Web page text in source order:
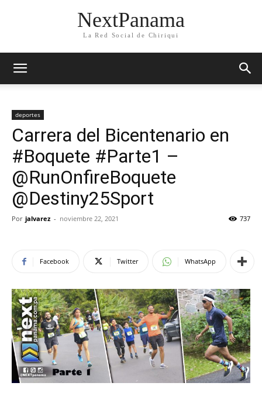
NextPanama
La Red Social de Chiriqui
deportes
Carrera del Bicentenario en
#Boquete #Parte1 –
@RunOnfireBoquete
@Destiny25Sport
Por jalvarez - noviembre 22, 2021 737
Facebook Twitter WhatsApp